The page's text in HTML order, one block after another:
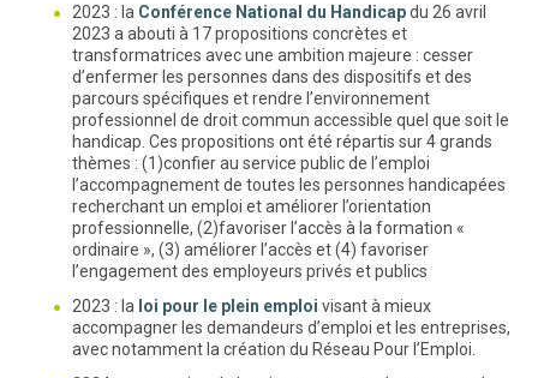
2023 : la Conférence National du Handicapdu 26 avril
2023 a abouti à 17 propositions concrètes et
transformatrices avec une ambition majeure : cesser
d’enfermer les personnes dans des dispositifs et des
parcours spécifiques et rendre l’environnement
professionnel de droit commun accessible quel que soit le
handicap. Ces propositions ont été répartis sur 4 grands
thèmes : (1)confier au service public de l’emploi
l’accompagnement de toutes les personnes handicapées
recherchant un emploi et améliorer l’orientation
professionnelle, (2)favoriser l’accès à la formation «
ordinaire », (3) améliorer l’accès et (4) favoriser
l’engagement des employeurs privés et publics
2023 : la loi pour le plein emploi visant à mieux
accompagner les demandeurs d’emploi et les entreprises,
avec notamment la création du Réseau Pour l’Emploi.